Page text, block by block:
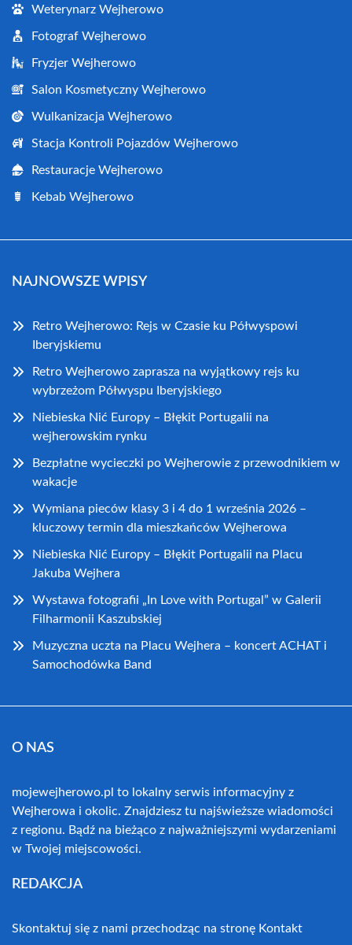
Weterynarz Wejherowo
Fotograf Wejherowo
Fryzjer Wejherowo
Salon Kosmetyczny Wejherowo
Wulkanizacja Wejherowo
Stacja Kontroli Pojazdów Wejherowo
Restauracje Wejherowo
Kebab Wejherowo
NAJNOWSZE WPISY
Retro Wejherowo: Rejs w Czasie ku Półwyspowi
Iberyjskiemu
Retro Wejherowo zaprasza na wyjątkowy rejs ku
wybrzeżom Półwyspu Iberyjskiego
Niebieska Nić Europy – Błękit Portugalii na
wejherowskim rynku
Bezpłatne wycieczki po Wejherowie z przewodnikiem w
wakacje
Wymiana pieców klasy 3 i 4 do 1 września 2026 –
kluczowy termin dla mieszkańców Wejherowa
Niebieska Nić Europy – Błękit Portugalii na Placu
Jakuba Wejhera
Wystawa fotografii „In Love with Portugal” w Galerii
Filharmonii Kaszubskiej
Muzyczna uczta na Placu Wejhera – koncert ACHAT i
Samochodówka Band
O NAS
mojewejherowo.pl to lokalny serwis informacyjny z
Wejherowa i okolic. Znajdziesz tu najświeższe wiadomości
z regionu. Bądź na bieżąco z najważniejszymi wydarzeniami
w Twojej miejscowości.
REDAKCJA
Skontaktuj się z nami przechodząc na stronę Kontakt